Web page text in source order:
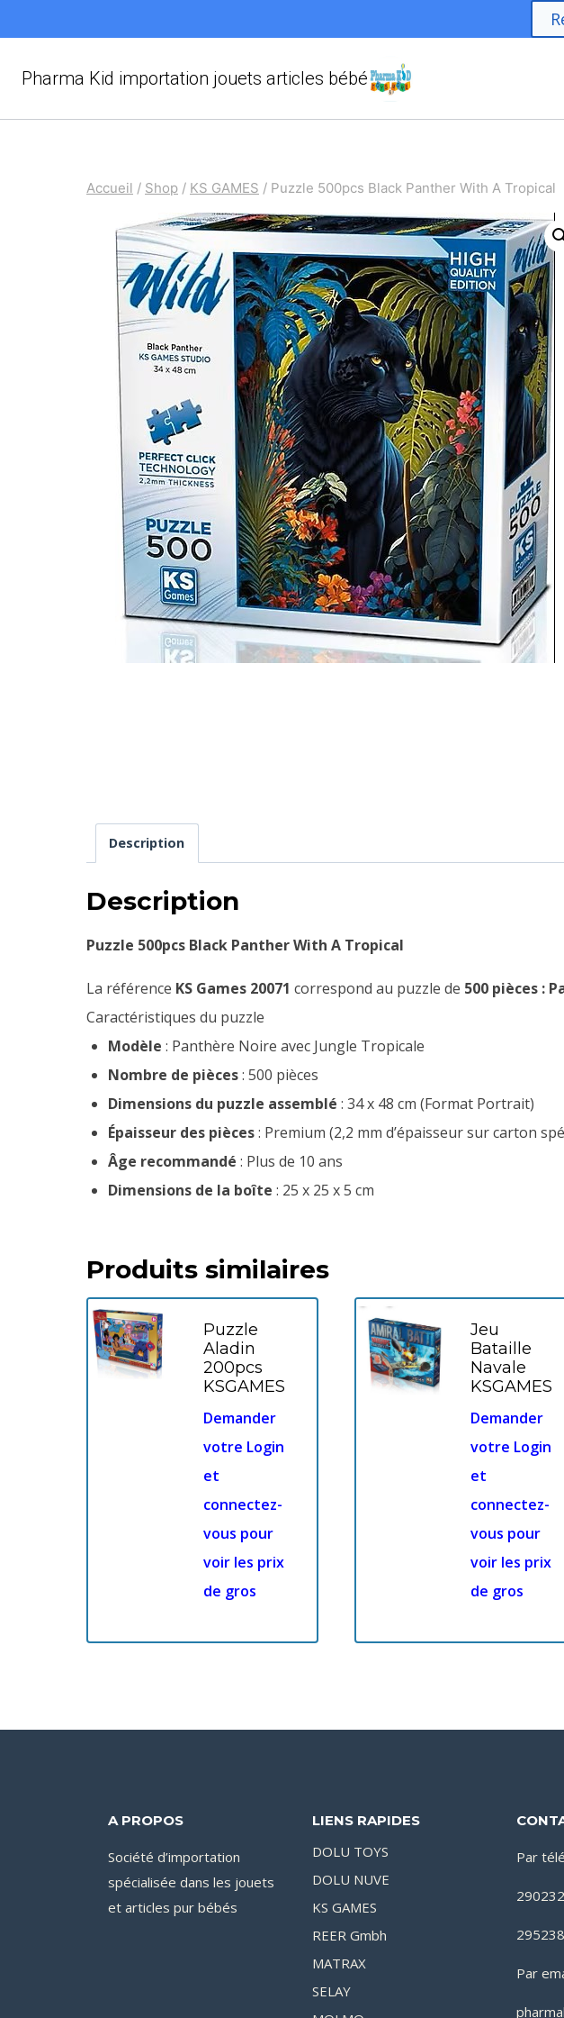
au
contenu
Pharma Kid importation jouets articles bébé
Accueil / Shop / KS GAMES / Puzzle 500pcs Black Panther With A Tropical
Description
Description
Puzzle 500pcs Black Panther With A Tropical
La référence KS Games 20071 correspond au puzzle de 500 pièces :
Caractéristiques du puzzle
Modèle : Panthère Noire avec Jungle Tropicale
Nombre de pièces: 500 pièces
Dimensions du puzzle assemblé : 34 x 48 cm (Format Portrait)
Épaisseur des pièces: Premium (2,2 mm d’épaisseur sur carton
Âge recommandé : Plus de 10 ans
Dimensions de la boîte : 25 x 25 x 5 cm
Produits similaires
Puzzle
Aladin
200pcs
KSGAMES
Demander
votre Login
et
connectez-
vous pour
voir les prix
de gros
Jeu
Bataille
Navale
KSGAMES
Demander
votre Login
et
connectez-
vous pour
voir les prix
de gros
A PROPOS
Société d’importation
spécialisée dans les jouets
et articles pur bébés
LIENS RAPIDES
DOLU TOYS
DOLU NUVE
KS GAMES
REER Gmbh
MATRAX
SELAY
Par
Par